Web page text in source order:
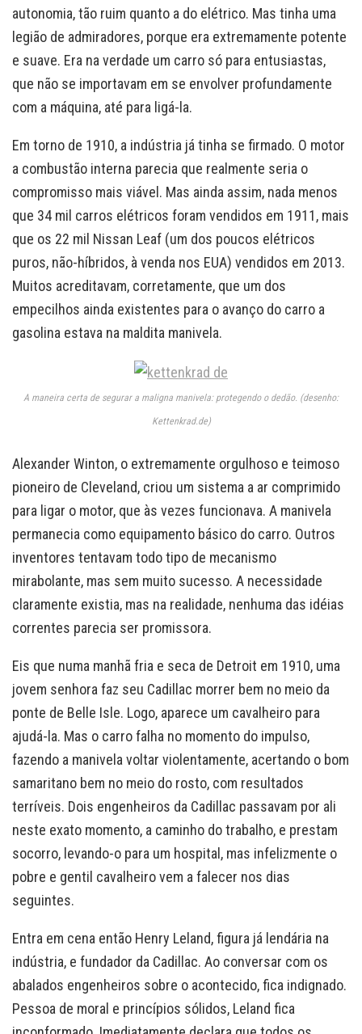
autonomia, tão ruim quanto a do elétrico. Mas tinha uma
legião de admiradores, porque era extremamente potente
e suave. Era na verdade um carro só para entusiastas,
que não se importavam em se envolver profundamente
com a máquina, até para ligá-la.
Em torno de 1910, a indústria já tinha se firmado. O motor
a combustão interna parecia que realmente seria o
compromisso mais viável. Mas ainda assim, nada menos
que 34 mil carros elétricos foram vendidos em 1911, mais
que os 22 mil Nissan Leaf (um dos poucos elétricos
puros, não-híbridos, à venda nos EUA) vendidos em 2013.
Muitos acreditavam, corretamente, que um dos
empecilhos ainda existentes para o avanço do carro a
gasolina estava na maldita manivela.
A maneira certa de segurar a maligna manivela: protegendo o dedão. (desenho:
Kettenkrad.de)
Alexander Winton, o extremamente orgulhoso e teimoso
pioneiro de Cleveland, criou um sistema a ar comprimido
para ligar o motor, que às vezes funcionava. A manivela
permanecia como equipamento básico do carro. Outros
inventores tentavam todo tipo de mecanismo
mirabolante, mas sem muito sucesso. A necessidade
claramente existia, mas na realidade, nenhuma das idéias
correntes parecia ser promissora.
Eis que numa manhã fria e seca de Detroit em 1910, uma
jovem senhora faz seu Cadillac morrer bem no meio da
ponte de Belle Isle. Logo, aparece um cavalheiro para
ajudá-la. Mas o carro falha no momento do impulso,
fazendo a manivela voltar violentamente, acertando o bom
samaritano bem no meio do rosto, com resultados
terríveis. Dois engenheiros da Cadillac passavam por ali
neste exato momento, a caminho do trabalho, e prestam
socorro, levando-o para um hospital, mas infelizmente o
pobre e gentil cavalheiro vem a falecer nos dias
seguintes.
Entra em cena então Henry Leland, figura já lendária na
indústria, e fundador da Cadillac. Ao conversar com os
abalados engenheiros sobre o acontecido, fica indignado.
Pessoa de moral e princípios sólidos, Leland fica